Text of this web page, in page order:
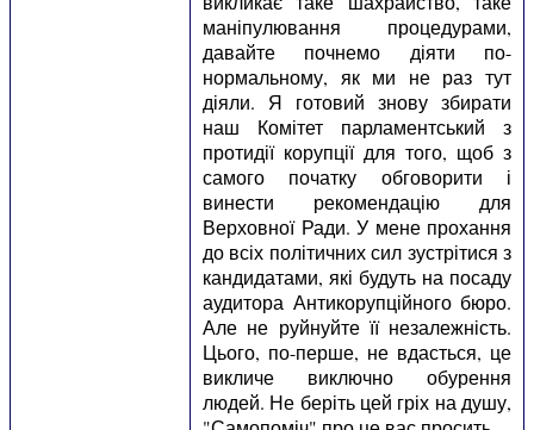
маніпулювання процедурами,
давайте почнемо діяти по-
нормальному, як ми не раз тут
діяли. Я готовий знову збирати
наш Комітет парламентський з
протидії корупції для того, щоб з
самого початку обговорити і
винести рекомендацію для
Верховної Ради. У мене прохання
до всіх політичних сил зустрітися з
кандидатами, які будуть на посаду
аудитора Антикорупційного бюро.
Але не руйнуйте її незалежність.
Цього, по-перше, не вдасться, це
викличе виключно обурення
людей. Не беріть цей гріх на душу,